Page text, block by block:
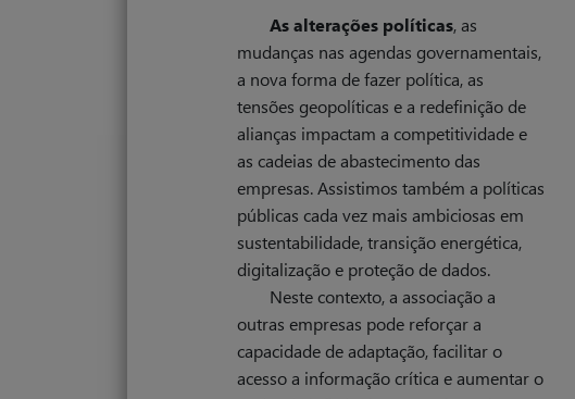
As alterações políticas, as
mudanças nas agendas governamentais,
a nova forma de fazer política, as
tensões geopolíticas e a redefinição de
alianças impactam a competitividade e
as cadeias de abastecimento das
empresas. Assistimos também a políticas
públicas cada vez mais ambiciosas em
sustentabilidade, transição energética,
digitalização e proteção de dados.
Neste contexto, a associação a
outras empresas pode reforçar a
capacidade de adaptação, facilitar o
acesso a informação crítica e aumentar o